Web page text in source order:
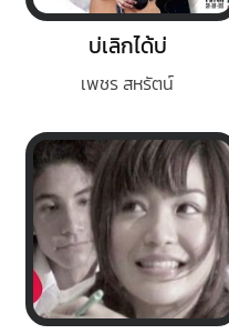
บ่เลิกได้บ่
เพชร สหรัตน์